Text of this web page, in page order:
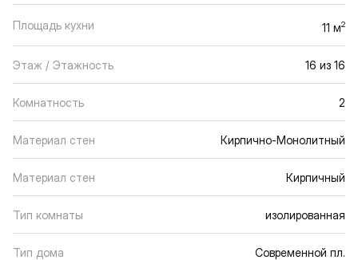
Площадь кухни 11 м2
Этаж / Этажность 16 из 16
Комнатность 2
Материал стен Кирпично-Монолитный
Материал стен Кирпичный
Тип комнаты изолированная
Тип дома Современной пл.